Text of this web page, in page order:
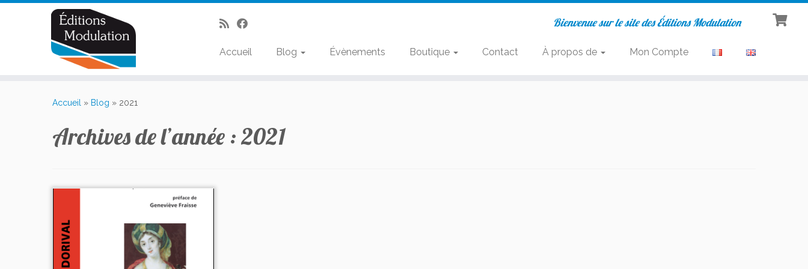
Bienvenue sur le site des Éditions Modulation
Accueil Blog Évènements Boutique Contact À propos de Mon Compte
Accueil » Blog » 2021
Archives de l’année :2021